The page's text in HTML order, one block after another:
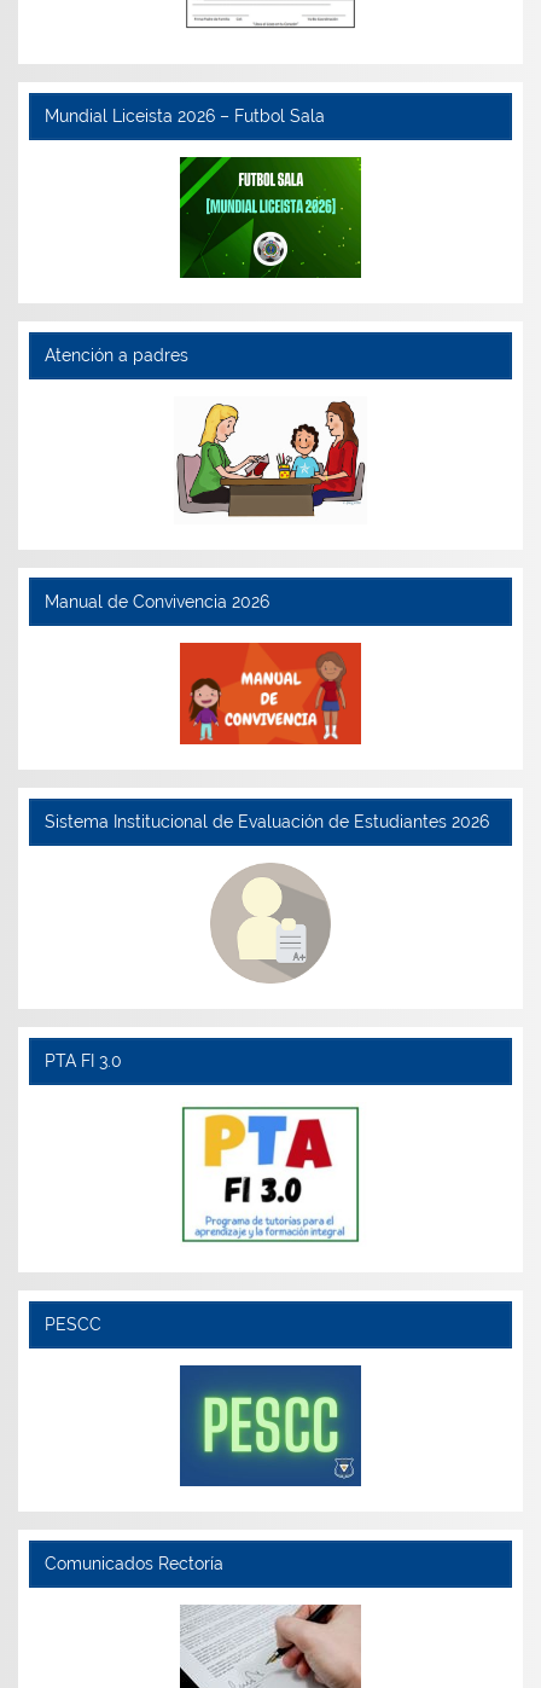
Mundial Liceista 2026 – Futbol Sala
Atención a padres
Manual de Convivencia 2026
Sistema Institucional de Evaluación de Estudiantes 2026
PTA FI 3.0
PESCC
Comunicados Rectoría